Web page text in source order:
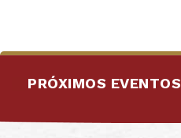
PRÓXIMOS EVENTOS